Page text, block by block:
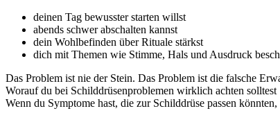
deinen Tag bewusster starten willst
abends schwer abschalten kannst
dein Wohlbefinden über Rituale stärkst
dich mit Themen wie Stimme, Hals und Ausdruck
Das Problem ist nie der Stein. Das Problem ist die falsche
Worauf du bei Schilddrüsenproblemen wirklich achten solltest
Wenn du Symptome hast, die zur Schilddrüse passen